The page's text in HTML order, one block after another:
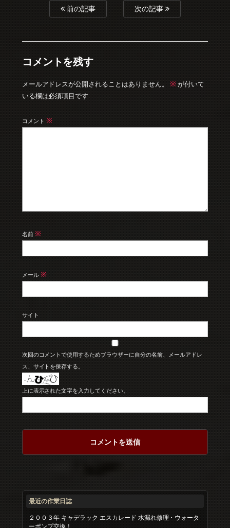
前の記事 次の記事
コメントを残す
メールアドレスが公開されることはありません。 ※ が付いて
いる欄は必須項目です
コメント ※
名前 ※
メール ※
サイト
次回のコメントで使用するためブラウザーに自分の名前、メールアドレ
ス、サイトを保存する。
上に表示された文字を入力してください。
最近の作業日誌
２００３年 キャデラック エスカレード 水漏れ修理・ウォータ
ーポンプ交換！